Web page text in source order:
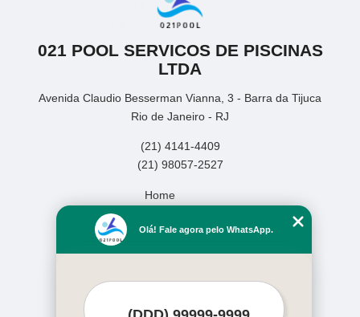
021 POOL SERVICOS DE PISCINAS
LTDA
Avenida Claudio Besserman Vianna, 3 - Barra da Tijuca
Rio de Janeiro - RJ
(21) 4141-4409
(21) 98057-2527
Home
Missão
Olá! Fale agora pelo WhatsApp.